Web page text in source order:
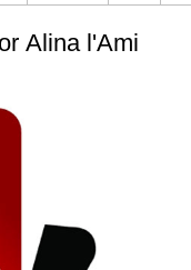
Alina l'Ami